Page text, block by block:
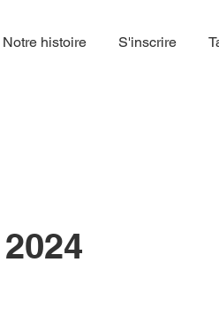
Notre histoire S'inscrire